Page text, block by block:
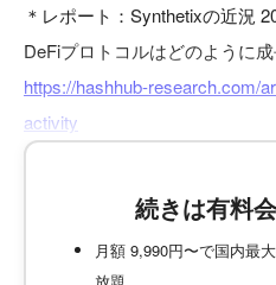
＊レポート：Synthetixの近況
DeFiプロトコルはどのように
https://hashhub-research.com/
activity
続きは有料
月額 9,990円〜で国内最